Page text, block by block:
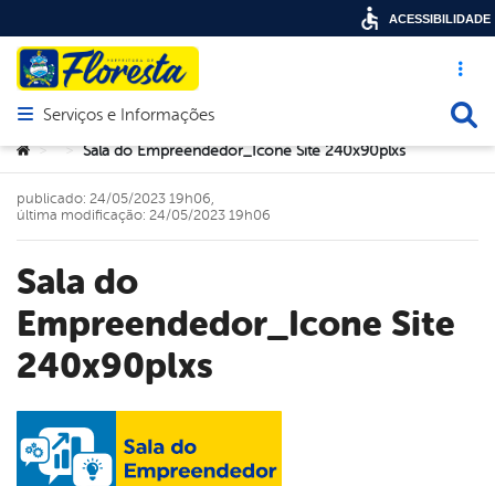
Acesso
Abrir menu principal de navegação
Serviços e Informações
Você está aqui:
> > Sala do Empreendedor_Icone Site 240x90plxs
Sala do
Empreendedor_Icone Site
240x90plxs
publicado: 24/05/2023 19h06,
última modificação: 24/05/2023 19h06
ACESSIBILIDADE